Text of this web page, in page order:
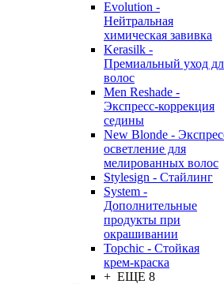
Evolution -
Нейтральная
химическая завивка
Kerasilk -
Премиальный уход
волос
Men Reshade -
Экспресс-коррекция
седины
New Blonde -
осветление для
мелированных волос
Stylesign - Стайлинг
System -
Дополнительные
продукты при
окрашивании
Topchic - Стойкая
крем-краска
+ ЕЩЕ 8